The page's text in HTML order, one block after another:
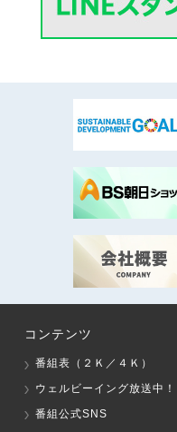
コンテンツ
番組表（２Ｋ／４Ｋ）
ウェルビーイング放送中！
番組公式SNS